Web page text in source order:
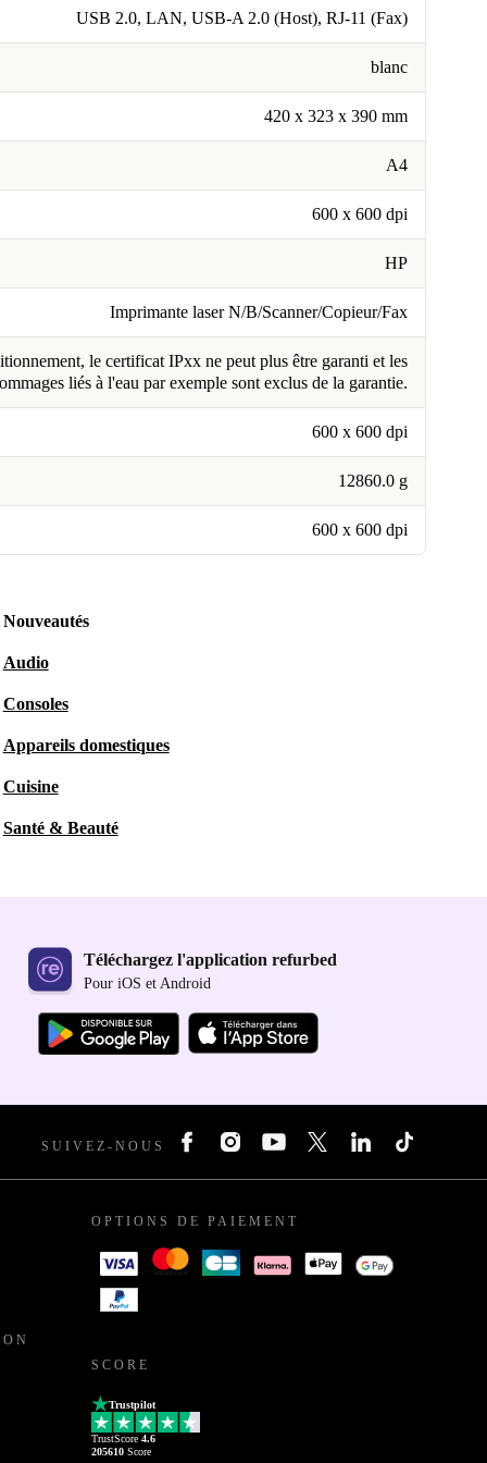
USB 2.0, LAN, USB-A 2.0 (Host), RJ-11 (Fax)
blanc
420 x 323 x 390 mm
A4
600 x 600 dpi
HP
Imprimante laser N/B/Scanner/Copieur/Fax
le certificat IPxx ne peut plus être garanti et les
liés à l'eau par exemple sont exclus de la garantie.
600 x 600 dpi
12860.0 g
600 x 600 dpi
Nouveautés
Audio
Consoles
Appareils domestiques
Cuisine
Santé & Beauté
Téléchargez l'application refurbed
Pour iOS et Android
SUIVEZ-NOUS
OPTIONS DE PAIEMENT
SCORE
Trustpilot
TrustScore 4.6
205610 Score